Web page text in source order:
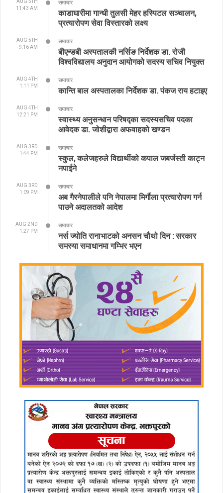
AUG 5TH
11:43 AM
समाचार
काडाघारीमा गान्धी तुलसी मेहर हस्पिटल सञ्चालन,
प्रत्यारोपण सेवा विस्तारको लक्ष्य
AUG 5TH
9:16 AM
समाचार
बीएन्डबी अस्पतालकी नर्सिङ निर्देशक डा. रोजी
विश्वविद्यालय अनुदान आयोगको सदस्य सचिव नियुक्त
AUG 4TH
1:11 PM
समाचार
कान्ति बाल अस्पतालका निर्देशक डा. पंकज राय हटाइए
AUG 4TH
12:21 PM
समाचार
स्वास्थ्य अनुसन्धान परिषद्का सदस्यसचिव पदका
आवेदक डा. जोशीद्वारा अफवाहको खण्डन
AUG 3RD
1:44 PM
समाचार
स्कुल, कलेजहरुले विद्यार्थीको कपाल जबर्जस्ती काट्न
नपाईने
AUG 3RD
1:09 PM
समाचार
अब गैरनेपालीले पनि नेपालमा मिर्गौला प्रत्यारोपण गर्न
पाउने अदालतको आदेश
AUG 2ND
1:27 PM
समाचार
नर्स ज्योति रानाभाटको अनसन चौथो दिन : सरकार
समस्या समाधानमा गम्भिर भएन